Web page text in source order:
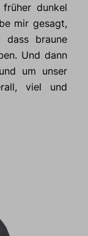
dunkel
mir gesagt,
braune
Und dann
um unser
viel und